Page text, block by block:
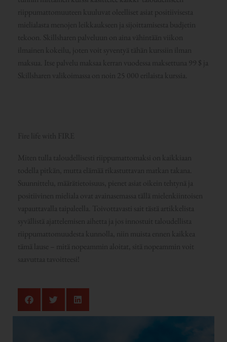
riippumattomuuteen kuuluvat oleelliset asiat positiivisesta
mielialasta menojen leikkaukseen ja sijoittamisesta budjetin
tekoon. Skillsharen palveluun on aina vähintään viikon
ilmainen kokeilu, joten voit syventyä tähän kurssiin ilman
maksua. Itse palvelu maksaa kerran vuodessa maksettuna 99 $ ja
Skillsharen valikoimassa on noin 25 000 erilaista kurssia.
Fire life with FIRE
Miten tulla taloudellisesti riippumattomaksi on kaikkiaan
todella pitkän, mutta elämää rikastuttavan matkan takana.
Suunnittelu, määrätietoisuus, pienet asiat oikein tehtynä ja
positiivinen mieliala ovat avainasemassa tällä mielenkiintoisen
vapauttavalla taipaleella. Toivottavasti sait tästä artikkelista
syvällistä ajattelemisen aihetta ja jos innostuit taloudellista
riippumattomuudesta kunnolla, niin muista ennen kaikkea
tämä lause – mitä nopeammin aloitat, sitä nopeammin voit
saavuttaa tavoitteesi!